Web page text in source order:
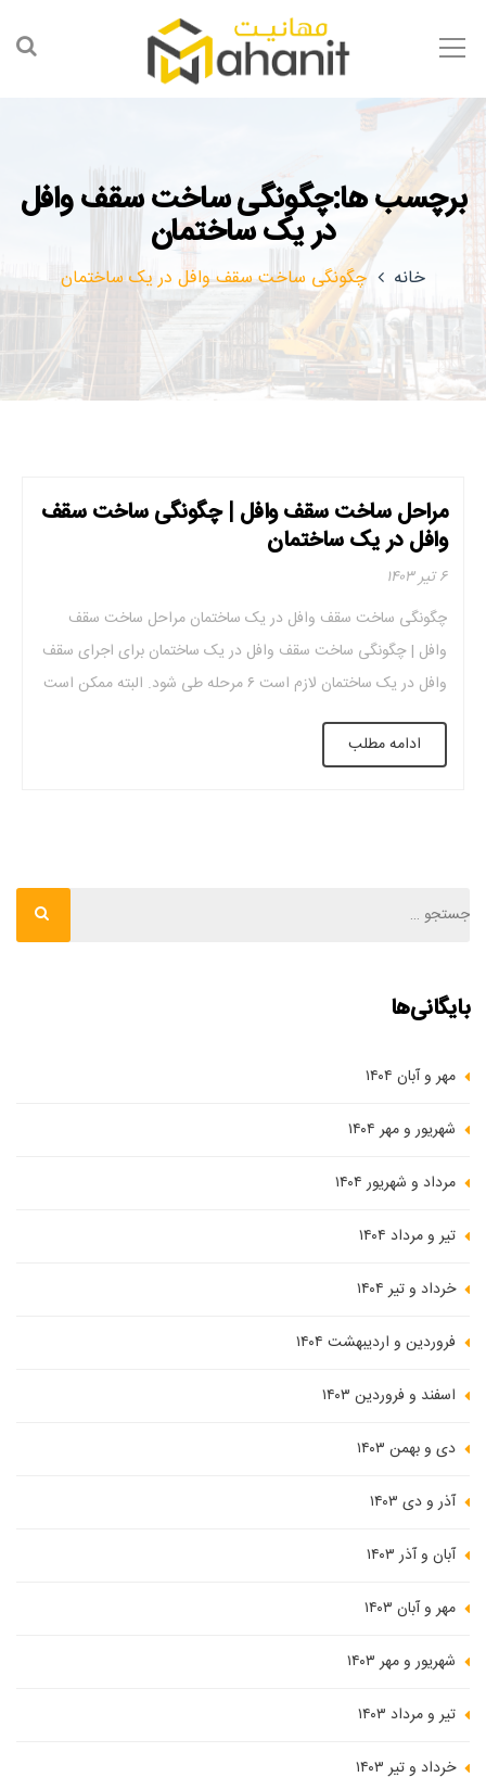
برچسب ها:چگونگی ساخت سقف وافل
در یک ساختمان
خانه چگونگی ساخت سقف وافل در یک ساختمان
مراحل ساخت سقف وافل | چگونگی ساخت سقف
وافل در یک ساختمان
۶ تیر ۱۴۰۳
چگونگی ساخت سقف وافل در یک ساختمان مراحل ساخت سقف
وافل | چگونگی ساخت سقف وافل در یک ساختمان برای اجرای سقف
وافل در یک ساختمان لازم است ۶ مرحله طی شود. البته ممکن است
در برخی پروژه‌ها با توجه به سطح امکانات به مراحل بیشتری هم نیاز
باشد؛ اما اجرای آن به‌طور کلی شامل […]
ادامه مطلب
بایگانی‌ها
مهر و آبان ۱۴۰۴
شهریور و مهر ۱۴۰۴
مرداد و شهریور ۱۴۰۴
تیر و مرداد ۱۴۰۴
خرداد و تیر ۱۴۰۴
فروردین و اردیبهشت ۱۴۰۴
اسفند و فروردین ۱۴۰۳
دی و بهمن ۱۴۰۳
آذر و دی ۱۴۰۳
آبان و آذر ۱۴۰۳
مهر و آبان ۱۴۰۳
شهریور و مهر ۱۴۰۳
تیر و مرداد ۱۴۰۳
خرداد و تیر ۱۴۰۳